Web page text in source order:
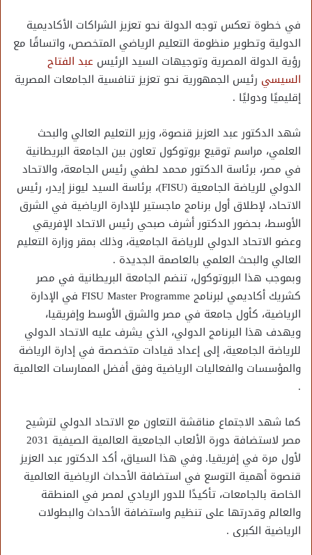
في خطوة تعكس توجه الدولة نحو تعزيز الشراكات الأكاديمية
الدولية وتطوير منظومة التعليم الرياضي المتخصص، واتساقًا مع
رؤية الدولة المصرية وتوجيهات السيد الرئيس عبد الفتاح
السيسي رئيس الجمهورية نحو تعزيز تنافسية الجامعات المصرية
إقليميًا ودوليًا .
شهد الدكتور عبد العزيز قنصوة، وزير التعليم العالي والبحث
العلمي، مراسم توقيع بروتوكول تعاون بين الجامعة البريطانية
في مصر، برئاسة الدكتور محمد لطفي رئيس الجامعة، والاتحاد
الدولي للرياضة الجامعية (FISU)، برئاسة السيد ليونز إيدر، رئيس
الاتحاد، لإطلاق أول برنامج ماجستير للإدارة الرياضية في الشرق
الأوسط، بحضور الدكتور أشرف صبحي رئيس الاتحاد الإفريقي
وعضو الاتحاد الدولي للرياضة الجامعية، وذلك بمقر وزارة التعليم
العالي والبحث العلمي بالعاصمة الجديدة .
وبموجب هذا البروتوكول، تنضم الجامعة البريطانية في مصر
كشريك أكاديمي لبرنامج FISU Master Programme في الإدارة
الرياضية، كأول جامعة في مصر والشرق الأوسط وإفريقيا،
ويهدف هذا البرنامج الدولي، الذي يشرف عليه الاتحاد الدولي
للرياضة الجامعية، إلى إعداد قيادات متخصصة في إدارة الرياضة
والمؤسسات والفعاليات الرياضية وفق أفضل الممارسات العالمية
.
كما شهد الاجتماع مناقشة التعاون مع الاتحاد الدولي لترشيح
مصر لاستضافة دورة الألعاب الجامعية العالمية الصيفية 2031
لأول مرة في إفريقيا. وفي هذا السياق، أكد الدكتور عبد العزيز
قنصوة أهمية التوسع في استضافة الأحداث الرياضية العالمية
الخاصة بالجامعات، تأكيدًا للدور الريادي لمصر في المنطقة
والعالم وقدرتها على تنظيم واستضافة الأحداث والبطولات
الرياضية الكبرى .